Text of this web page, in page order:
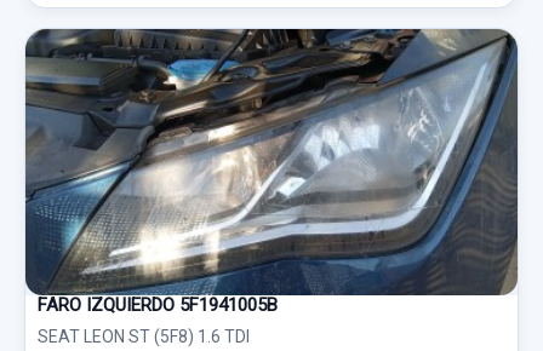
FARO IZQUIERDO 5F1941005B
SEAT LEON ST (5F8) 1.6 TDI